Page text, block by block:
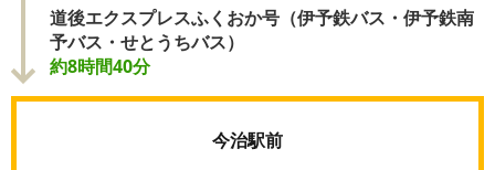
道後エクスプレスふくおか号（伊予鉄バス・伊予鉄南
予バス・せとうちバス）
約8時間40分
今治駅前